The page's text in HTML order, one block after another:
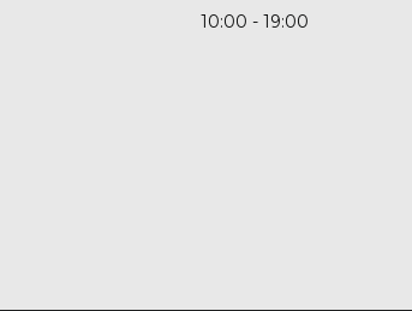
10:00 19:00